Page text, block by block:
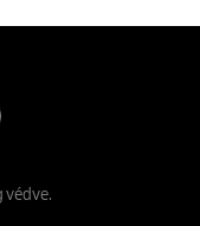
védve.